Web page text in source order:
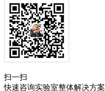
扫一扫
快速咨询实验室整体解决方案